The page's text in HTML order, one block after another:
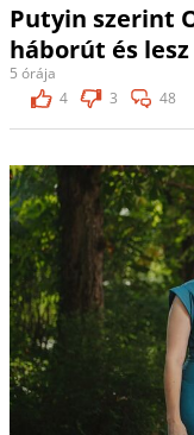
Putyin szerint
háborút és
5 órája
4
3 48